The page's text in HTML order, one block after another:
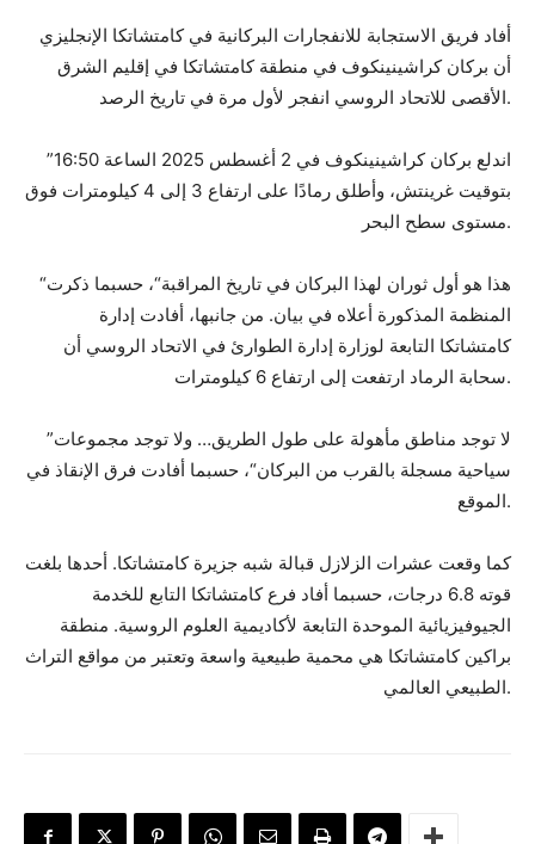
أفاد فريق الاستجابة للانفجارات البركانية في كامتشاتكا الإنجليزي
أن بركان كراشينينكوف في منطقة كامتشاتكا في إقليم الشرق
الأقصى للاتحاد الروسي انفجر لأول مرة في تاريخ الرصد.
”اندلع بركان كراشينينكوف في 2 أغسطس 2025 الساعة 16:50
بتوقيت غرينتش، وأطلق رمادًا على ارتفاع 3 إلى 4 كيلومترات فوق
مستوى سطح البحر.
“هذا هو أول ثوران لهذا البركان في تاريخ المراقبة“، حسبما ذكرت
المنظمة المذكورة أعلاه في بيان. من جانبها، أفادت إدارة
كامتشاتكا التابعة لوزارة إدارة الطوارئ في الاتحاد الروسي أن
سحابة الرماد ارتفعت إلى ارتفاع 6 كيلومترات.
”لا توجد مناطق مأهولة على طول الطريق… ولا توجد مجموعات
سياحية مسجلة بالقرب من البركان“، حسبما أفادت فرق الإنقاذ في
الموقع.
كما وقعت عشرات الزلازل قبالة شبه جزيرة كامتشاتكا. أحدها بلغت
قوته 6.8 درجات، حسبما أفاد فرع كامتشاتكا التابع للخدمة
الجيوفيزيائية الموحدة التابعة لأكاديمية العلوم الروسية. منطقة
براكين كامتشاتكا هي محمية طبيعية واسعة وتعتبر من مواقع التراث
الطبيعي العالمي.